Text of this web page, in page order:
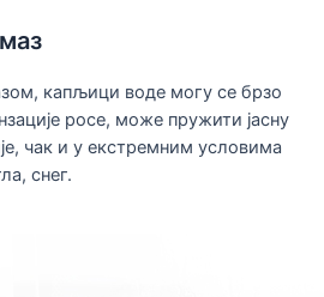
капљици воде могу се брзо
росе, може пружити јасну
чак и у екстремним условима
снег.